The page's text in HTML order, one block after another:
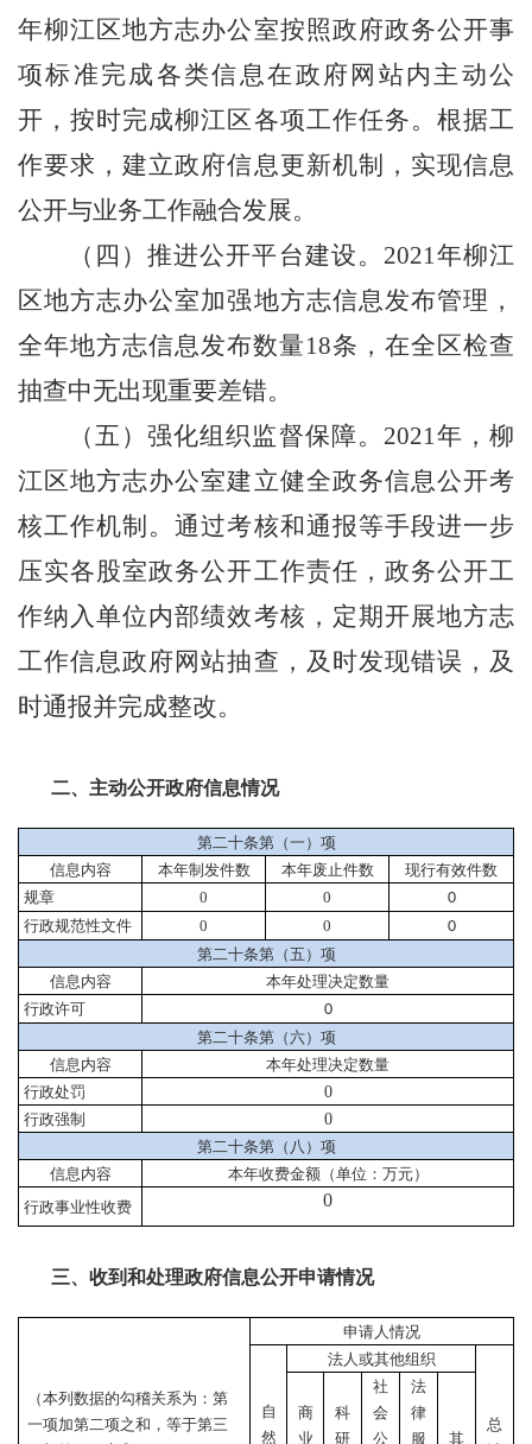
年柳江区地方志办公室按照政府政务公开事
项标准完成各类信息在政府网站内主动公
开，按时完成柳江区各项工作任务。 根据工
作要求，建立政府信息更新机制，实现信息
公开与业务工作融合发展。
（四）推进公开平台建设。 2021年柳江
区地方志办公室加强地方志信息发布管理 ，
全年地方志信息发布数量18条 ， 在全区检查
抽查中无出现重要差错。
（五）强化组织监督保障。 2021年，柳
江区地方志办公室建立健全政务信息公开考
核工作机制。通过考核和通报等手段进一步
压实各股室政务公开工作责任，政务公开工
作纳入单位内部绩效考核 ，定期开展地方志
工作信息政府网站抽查，及时发现错误，及
时通报并完成整改。
二、主动公开政府信息情况
第二十条第（一）项
信息内容
本年制发件数 本年废止件数 现行有效件数
规章
0 0
0
行政规范性文件
0 0
0
第二十条第（五）项
信息内容
本年处理决定数量
行政许可
0
第二十条第（六）项
信息内容
本年处理决定数量
行政处罚
0
行政强制
0
第二十条第（八）项
信息内容
本年收费金额（单位：万元）
行政事业性收费
0
三、收到和处理政府信息公开申请情况
（本列数据的勾稽关系为：第
一项加第二项之和，等于第三
申请人情况
自
然
法人或其他组织
总
商
业
科
研
社
会
公
法
律
服
其